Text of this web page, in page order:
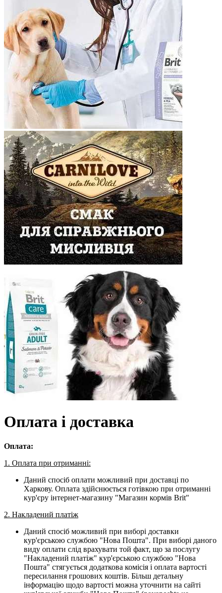
Оплата і доставка
Оплата:
1. Оплата при отриманні:
Даний спосіб оплати можливий при доставці по
Харкову. Оплата здійснюється готівкою при отриманні
кур'єру інтернет-магазину "Магазин кормів Brit"
2. Накладений платіж
Даний спосіб можливий при виборі доставки
кур'єрською службою "Нова Пошта". При виборі даного
виду оплати слід врахувати той факт, що за послугу
"Накладений платіж" кур'єрською службою "Нова
Пошта" стягується додаткова комісія і оплата вартості
пересилання грошових коштів. Більш детальну
інформацію щодо вартості можна уточнити на сайті